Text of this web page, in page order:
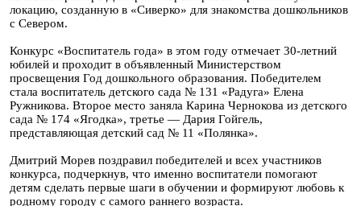
локацию, созданную в «Сиверко» для знакомства дошкольников
с Севером.
Конкурс «Воспитатель года» в этом году отмечает 30-летний
юбилей и проходит в объявленный Министерством
просвещения Год дошкольного образования. Победителем
стала воспитатель детского сада № 131 «Радуга» Елена
Ружникова. Второе место заняла Карина Чернокова из детского
сада № 174 «Ягодка», третье — Дария Гойгель,
представляющая детский сад № 11 «Полянка».
Дмитрий Морев поздравил победителей и всех участников
конкурса, подчеркнув, что именно воспитатели помогают
детям сделать первые шаги в обучении и формируют любовь к
родному городу с самого раннего возраста.